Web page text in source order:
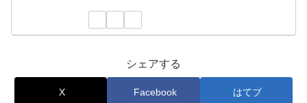
シェアする
X Facebook はてブ